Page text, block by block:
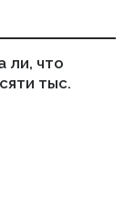
ли, что
тыс.